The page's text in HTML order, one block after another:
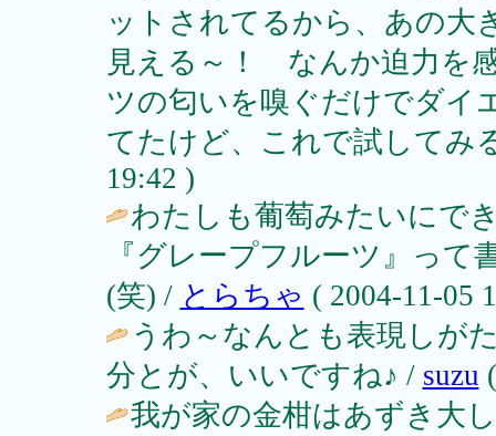
ットされてるから、あの大
見える～！ なんか迫力を
ツの匂いを嗅ぐだけでダイ
てたけど、これで試して
19:42 )
わたしも葡萄みたいにで
『グレープフルーツ』っ
(笑) / とらちゃ ( 2004-11-05
うわ～なんとも表現しが
分とが、いいですね♪ / suzu
我が家の金柑はあずき大